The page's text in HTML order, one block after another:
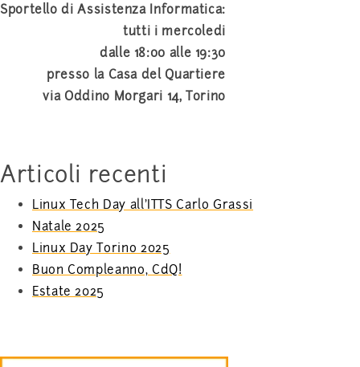
Sportello di Assistenza Informatica:
tutti i mercoledi
dalle 18:00 alle 19:30
presso la Casa del Quartiere
via Oddino Morgari 14, Torino
Articoli recenti
Linux Tech Day all’ITTS Carlo Grassi
Natale 2025
Linux Day Torino 2025
Buon Compleanno, CdQ!
Estate 2025